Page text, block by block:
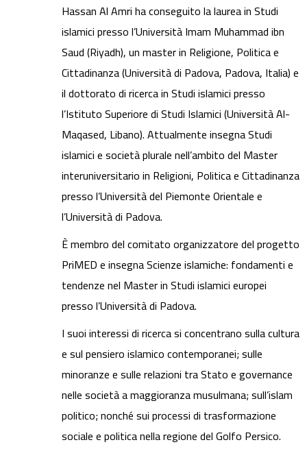
Hassan Al Amri ha conseguito la laurea in Studi
islamici presso l’Università Imam Muhammad ibn
Saud (Riyadh), un master in Religione, Politica e
Cittadinanza (Università di Padova, Padova, Italia) e
il dottorato di ricerca in Studi islamici presso
l’Istituto Superiore di Studi Islamici (Università Al-
Maqased, Libano). Attualmente insegna Studi
islamici e società plurale nell’ambito del Master
interuniversitario in Religioni, Politica e Cittadinanza
presso l’Università del Piemonte Orientale e
l’Università di Padova.
È membro del comitato organizzatore del progetto
PriMED e insegna Scienze islamiche: fondamenti e
tendenze nel Master in Studi islamici europei
presso l’Università di Padova.
I suoi interessi di ricerca si concentrano sulla cultura
e sul pensiero islamico contemporanei; sulle
minoranze e sulle relazioni tra Stato e governance
nelle società a maggioranza musulmana; sull’islam
politico; nonché sui processi di trasformazione
sociale e politica nella regione del Golfo Persico.